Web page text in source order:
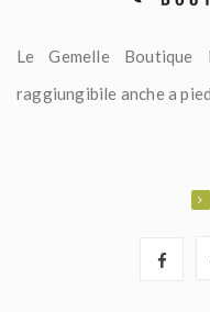
Le Gemelle
raggiungibile anche a